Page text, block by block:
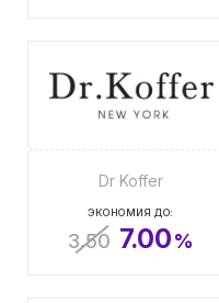
Dr Koffer
ЭКОНОМИЯ ДО:
3.50 7.00%